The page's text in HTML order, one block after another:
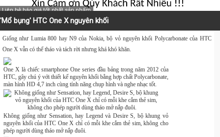
Liên hệ báo giá tốt nhất sản phẩm
'Mổ bụng' HTC One X nguyên khối
Giống như Lumia 800 hay N9 của Nokia, bộ vỏ nguyên khối Polycarbonate của HTC
One X vẫn có thể tháo và tách rời nhưng khá khó khăn.
One X là chiếc smartphone One series đầu bảng trong năm 2012 của
HTC, gây chú ý với thiết kế nguyên khối bằng hợp chất Polycarbonate,
màn hình HD 4,7 inch cùng tính năng chụp hình và nghe nhạc tốt.
Không giống như Sensation, hay Legend và Desire S, bộ khung vỏ
nguyên khối của HTC One X chỉ có mỗi khe cắm thẻ sim, không cho
phép người dùng tháo mở nắp đuôi.